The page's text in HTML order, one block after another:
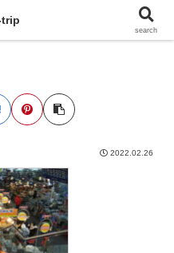
2022.02.26
search